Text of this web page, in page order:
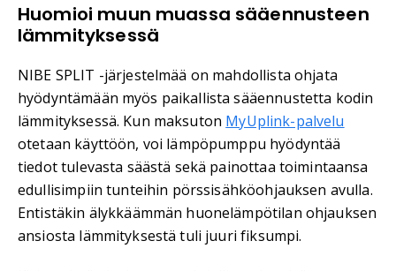
Huomioi muun muassa sääennusteen
lämmityksessä
NIBE SPLIT -järjestelmää on mahdollista ohjata
hyödyntämään myös paikallista sääennustetta kodin
lämmityksessä. Kun maksuton MyUplink-palvelu
otetaan käyttöön, voi lämpöpumppu hyödyntää
tiedot tulevasta säästä sekä painottaa toimintaansa
edullisimpiin tunteihin pörssisähköohjauksen avulla.
Entistäkin älykkäämmän huonelämpötilan ohjauksen
ansiosta lämmityksestä tuli juuri fiksumpi.